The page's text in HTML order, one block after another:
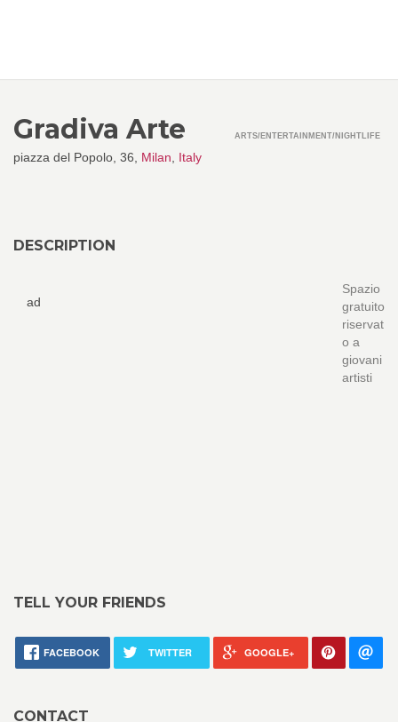
Gradiva Arte
piazza del Popolo, 36, Milan Italy
ARTS/ENTERTAINMENT/NIGHTLIFE
DESCRIPTION
ad
Spazio
gratuito
riservat
o a
giovani
artisti
TELL YOUR FRIENDS
FACEBOOK TWITTER GOOGLE+
CONTACT